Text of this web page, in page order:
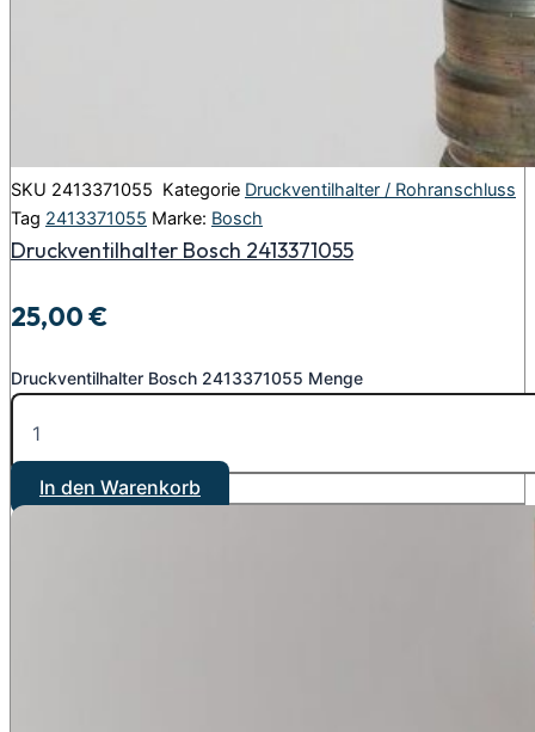
SKU 2413371055 Kategorie Druckventilhalter / Rohranschluss
Tag 2413371055 Marke: Bosch
Druckventilhalter Bosch 2413371055
25,00€
Druckventilhalter Bosch 2413371055 Menge
In den Warenkorb